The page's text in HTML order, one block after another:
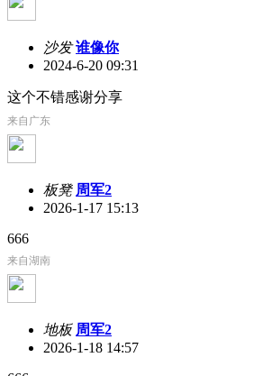
沙发 谁像你
2024-6-20 09:31
这个不错感谢分享
来自广东
板凳 周军2
2026-1-17 15:13
666
来自湖南
地板 周军2
2026-1-18 14:57